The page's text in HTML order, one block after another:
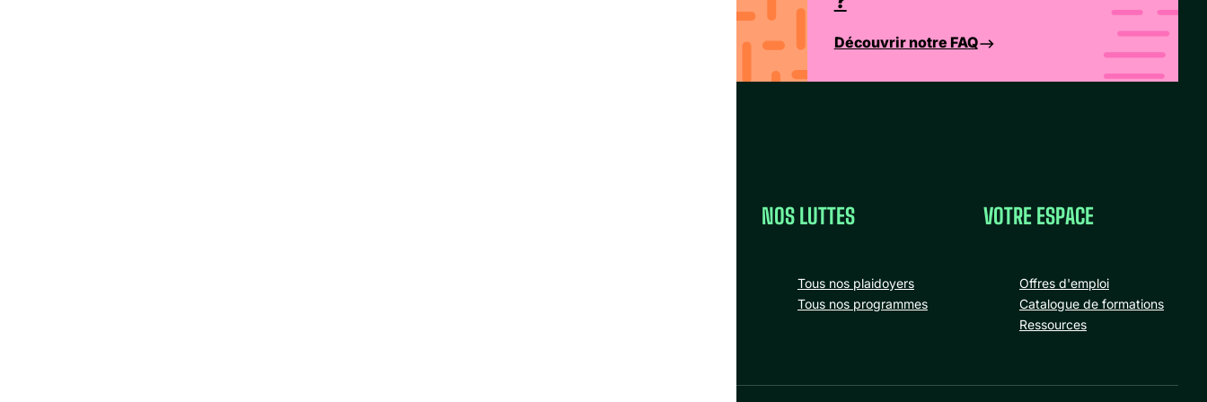
Découvrir notre FAQ
NOS LUTTES
Tous nos plaidoyers
Tous nos programmes
VOTRE ESPACE
Offres d'emploi
Catalogue de formations
Ressources